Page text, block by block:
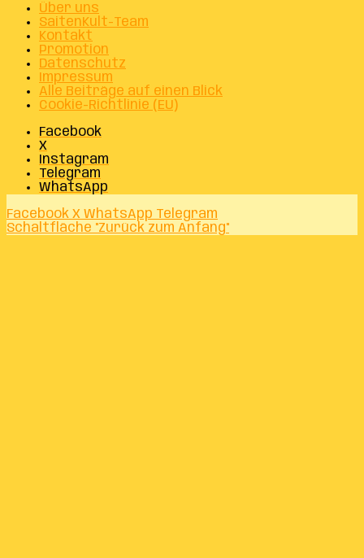
Über uns
SaitenKult-Team
Kontakt
Promotion
Datenschutz
Impressum
Alle Beiträge auf einen Blick
Cookie-Richtlinie (EU)
Facebook
X
Instagram
Telegram
WhatsApp
Facebook X WhatsApp Telegram
Schaltfläche "Zurück zum Anfang"